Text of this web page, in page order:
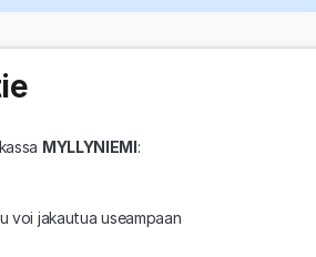
MYLLYNIEMI:
voi jakautua useampaan